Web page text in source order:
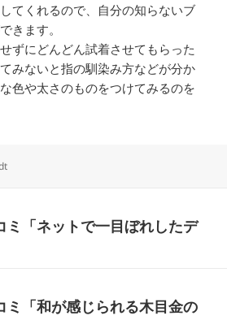
てくれるので、自分の知らないブ
きます。
ずにどんどん試着させてもらった
みないと指の馴染み方などが分か
色や太さのものをつけてみるのを
ミ「ネットで一目ぼれしたデ
ミ「和が感じられる木目金の